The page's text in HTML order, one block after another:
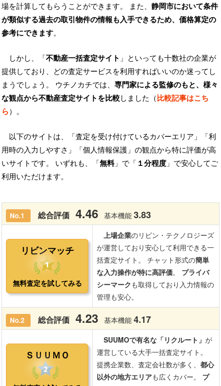
場を計算してもらうことができます。 また、 静岡市において条件
が類似する過去の取引物件の情報も入手できるため、価格算定の
参考にできます。
しかし、「不動産一括査定サイト 」といっても十数社の企業が
提供しており、どの査定サービスを利用すればいいのか迷ってし
まうでしょう。 ウチノカチでは、 専門家による監修のもと、様々
な観点から不動産査定サイトを比較しました（比較記事はこち
ら）。
以下のサイトは、「査定を受け付けているカバーエリア」「利
用時の入力しやすさ」「個人情報保護」の観点から特に評価が高
いサイトです。 いずれも、「無料」で「 １分程度 」で安心してご
利用いただけます。